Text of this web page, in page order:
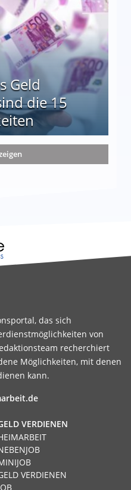
Geld
die 15
das sich
von
recherchiert
Möglichkeiten, mit denen
kann.
VERDIENEN
VERDIENEN